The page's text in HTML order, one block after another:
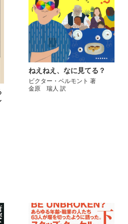
ねえねえ、なに見てる？
ビクター・ベルモント 著
金原 瑞人 訳